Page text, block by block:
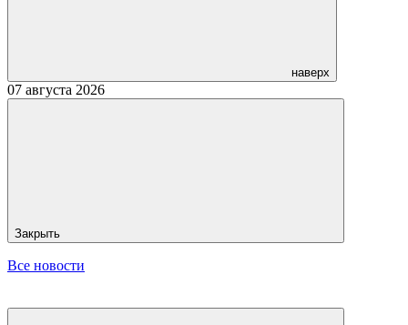
наверх
07 августа 2026
Закрыть
Все новости